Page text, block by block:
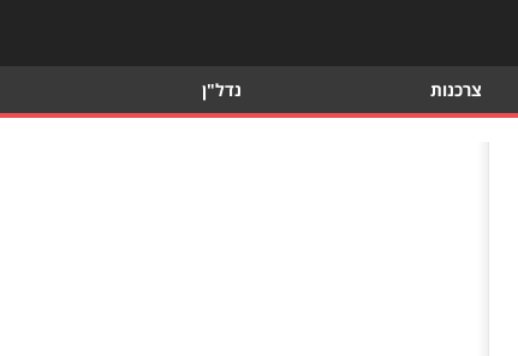
צרכנות נדל"ן